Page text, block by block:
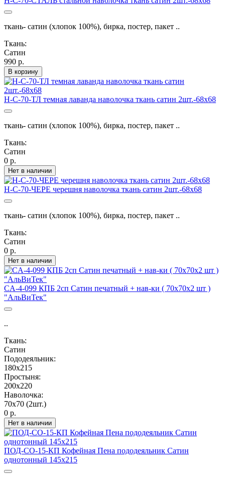
ткань- сатин (хлопок 100%), бирка, постер, пакет ..
Ткань:
Сатин
990 р.
В корзину
Н-С-70-ТЛ темная лаванда наволочка ткань сатин 2шт.-68х68
ткань- сатин (хлопок 100%), бирка, постер, пакет ..
Ткань:
Сатин
0 р.
Нет в наличии
Н-С-70-ЧЕРЕ черешня наволочка ткань сатин 2шт.-68х68
ткань- сатин (хлопок 100%), бирка, постер, пакет ..
Ткань:
Сатин
0 р.
Нет в наличии
CA-4-099 КПБ 2сп Сатин печатный + нав-ки ( 70х70х2 шт )
"АльВиТек"
..
Ткань:
Сатин
Пододеяльник:
180х215
Простыня:
200х220
Наволочка:
70х70 (2шт.)
0 р.
Нет в наличии
ПОД-СО-15-КП Кофейная Пена пододеяльник Сатин
однотонный 145х215